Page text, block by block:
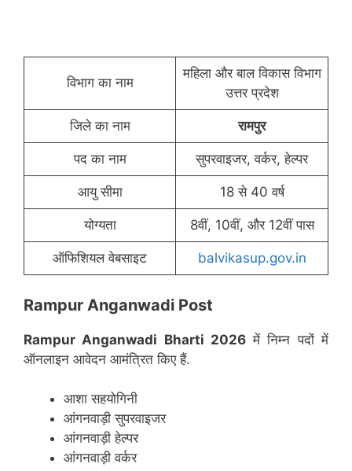
विभाग का नाम
महिला और बाल विकास विभाग
उत्तर प्रदेश
जिले का नाम रामपुर
पद का नाम सुपरवाइजर, वर्कर, हेल्पर
आयु सीमा 18 से 40 वर्ष
योग्यता 8वीं, 10वीं, और 12वीं पास
ऑफिशियल वेबसाइट balvikasup.gov.in
Rampur Anganwadi Post
Rampur Anganwadi Bharti 2026में निम्न पदों में
ऑनलाइन आवेदन आमंत्रित किए हैं.
आशा सहयोगिनी
आंगनवाड़ी सुपरवाइजर
आंगनवाड़ी हेल्पर
आंगनवाड़ी वर्कर